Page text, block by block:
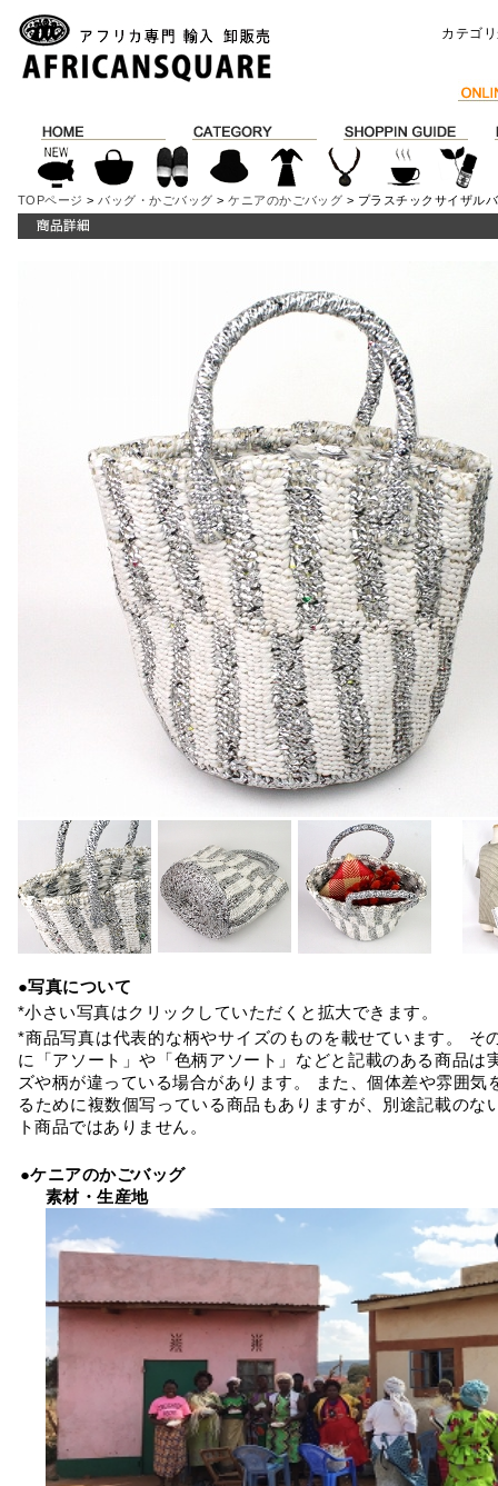
カテゴ
TOPページ > バッグ・かごバッグ >ケニアのかごバッグ > プラスチックサイザル
●写真について
*小さい写真はクリックしていただくと拡大できます。
*商品写真は代表的な柄やサイズのものを載せています。 そ
に「アソート」や「色柄アソート」などと記載のある商品は
ズや柄が違っている場合があります。 また、個体差や雰囲気
るために複数個写っている商品もありますが、別途記載のな
ト商品ではありません。
●ケニアのかごバッグ
素材・生産地